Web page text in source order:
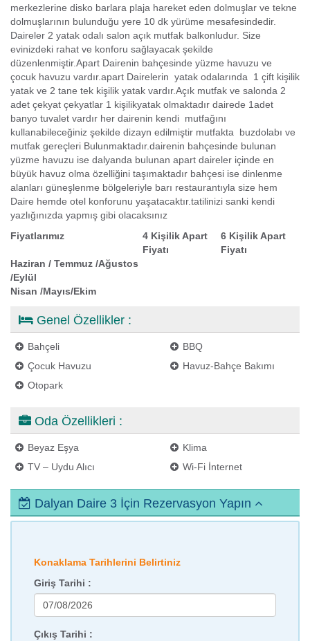
merkezlerine disko barlara plaja hareket eden dolmuşlar ve tekne
dolmuşlarının bulunduğu yere 10 dk yürüme mesafesindedir.
Daireler 2 yatak odalı salon açık mutfak balkonludur. Size
evinizdeki rahat ve konforu sağlayacak şekilde
düzenlenmiştir.Apart Dairenin bahçesinde yüzme havuzu ve
çocuk havuzu vardır.apart Dairelerin yatak odalarında 1 çift kişilik
yatak ve 2 tane tek kişilik yatak vardır.Açık mutfak ve salonda 2
adet çekyat çekyatlar 1 kişilikyatak olmaktadır dairede 1adet
banyo tuvalet vardır her dairenin kendi mutfağını
kullanabileceğiniz şekilde dizayn edilmiştir mutfakta buzdolabı ve
mutfak gereçleri Bulunmaktadır.dairenin bahçesinde bulunan
yüzme havuzu ise dalyanda bulunan apart daireler içinde en
büyük havuz olma özelliğini taşımaktadır bahçesi ise dinlenme
alanları güneşlenme bölgeleriyle barı restaurantıyla size hem
Daire hemde otel konforunu yaşatacaktır.tatilinizi sanki kendi
yazlığınızda yapmış gibi olacaksınız
Fiyatlarımız
4 Kişilik Apart
Fiyatı
6 Kişilik Apart
Fiyatı
Haziran / Temmuz /Ağustos
/Eylül
Nisan /Mayıs/Ekim
Genel Özellikler :
Bahçeli
BBQ
Çocuk Havuzu
Havuz-Bahçe Bakımı
Otopark
Oda Özellikleri :
Beyaz Eşya
Klima
TV – Uydu Alıcı
Wi-Fi İnternet
Dalyan Daire 3 İçin Rezervasyon Yapın
Konaklama Tarihlerini Belirtiniz
Giriş Tarihi :
Çıkış Tarihi :